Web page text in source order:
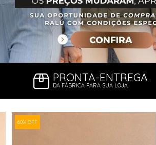
PRONTA-ENTREGA
DA FÁBRICA PARA SUA LOJA
60% OFF